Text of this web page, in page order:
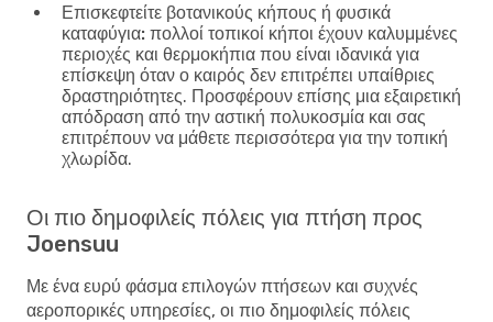
Επισκεφτείτε βοτανικούς κήπους ή φυσικά
καταφύγια: πολλοί τοπικοί κήποι έχουν καλυμμένες
περιοχές και θερμοκήπια που είναι ιδανικά για
επίσκεψη όταν ο καιρός δεν επιτρέπει υπαίθριες
δραστηριότητες. Προσφέρουν επίσης μια εξαιρετική
απόδραση από την αστική πολυκοσμία και σας
επιτρέπουν να μάθετε περισσότερα για την τοπική
χλωρίδα.
Οι πιο δημοφιλείς πόλεις για πτήση προς
Joensuu
Με ένα ευρύ φάσμα επιλογών πτήσεων και συχνές
αεροπορικές υπηρεσίες, οι πιο δημοφιλείς πόλεις